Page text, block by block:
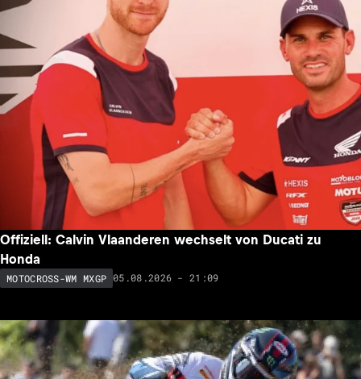
Offiziell: Calvin Vlaanderen wechselt von Ducati zu
Honda
MOTOCROSS-WM MXGP 05.08.2026 - 21:09